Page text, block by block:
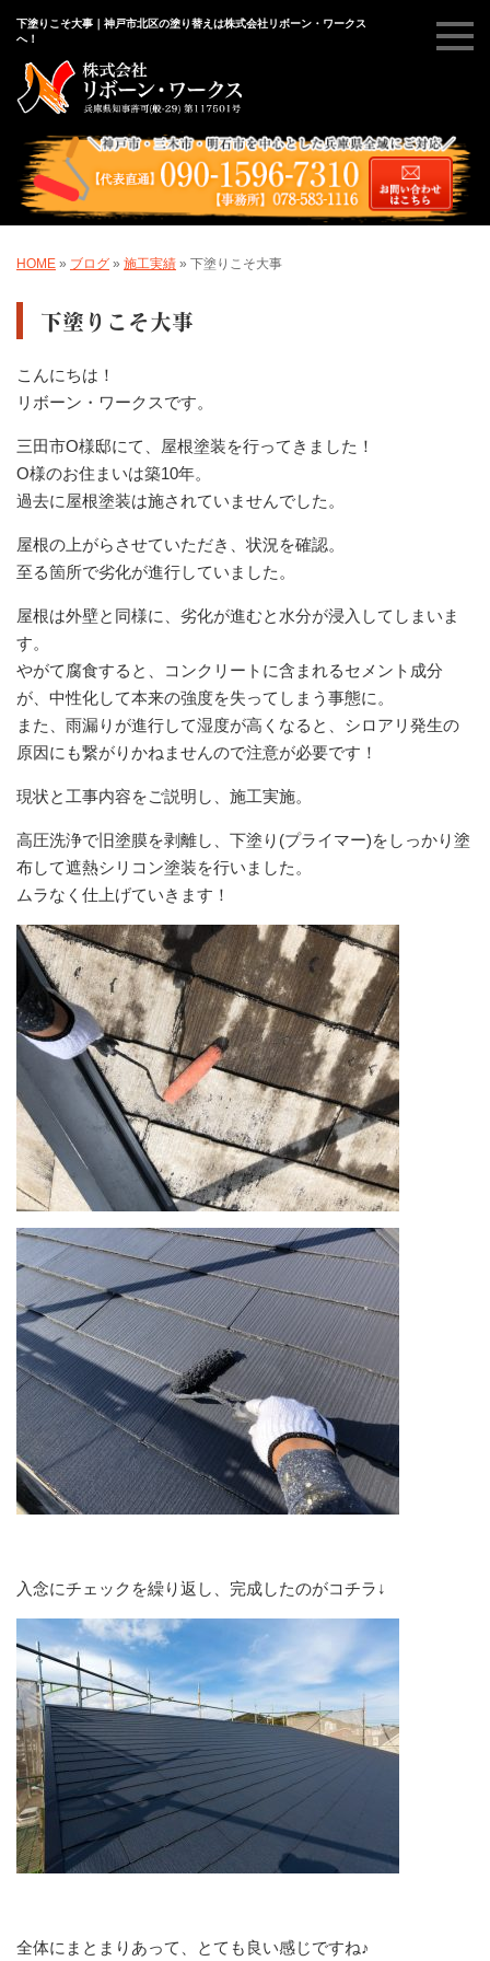
下塗りこそ大事｜神戸市北区の塗り替えは株式会社リボーン・ワークス
へ！
HOME » ブログ » 施工実績 » 下塗りこそ大事
下塗りこそ大事
こんにちは！
リボーン・ワークスです。
三田市O様邸にて、屋根塗装を行ってきました！
O様のお住まいは築10年。
過去に屋根塗装は施されていませんでした。
屋根の上がらさせていただき、状況を確認。
至る箇所で劣化が進行していました。
屋根は外壁と同様に、劣化が進むと水分が浸入してしまいま
す。
やがて腐食すると、コンクリートに含まれるセメント成分
が、中性化して本来の強度を失ってしまう事態に。
また、雨漏りが進行して湿度が高くなると、シロアリ発生の
原因にも繋がりかねませんので注意が必要です！
現状と工事内容をご説明し、施工実施。
高圧洗浄で旧塗膜を剥離し、下塗り(プライマー)をしっかり塗
布して遮熱シリコン塗装を行いました。
ムラなく仕上げていきます！
入念にチェックを繰り返し、完成したのがコチラ↓
全体にまとまりあって、とても良い感じですね♪